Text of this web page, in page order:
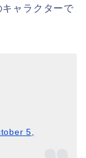
ャラクターで
5,